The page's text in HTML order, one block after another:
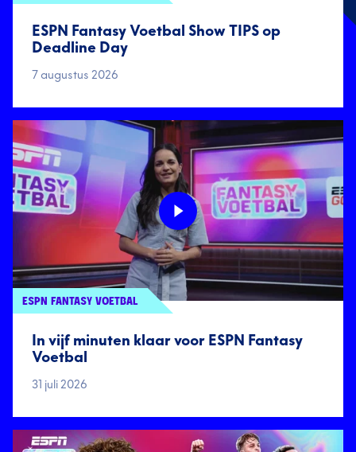
ESPN Fantasy Voetbal Show TIPS op
Deadline Day
7 augustus 2026
ESPN FANTASY VOETBAL
In vijf minuten klaar voor ESPN Fantasy
Voetbal
31 juli 2026